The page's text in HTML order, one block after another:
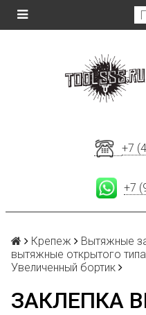
+7
+7
Крепеж Вытяжные
вытяжные открытого типа
Увеличенный бортик
ЗАКЛЕПКА